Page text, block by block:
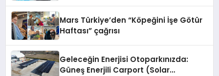
Mars Türkiye’den “Köpeğini İşe Götür
Haftası” çağrısı
Geleceğin Enerjisi Otoparkınızda:
Güneş Enerjili Carport (Solar